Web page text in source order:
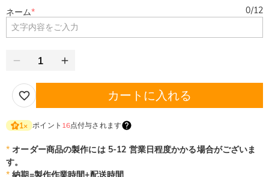
ネーム* 0/12
カートに入れる
1× ポイント 16点付与されます
* オーダー商品の製作には 5-12 営業日程度かかる場合がございま
す。
* 納期=製作作業時間+配送時間